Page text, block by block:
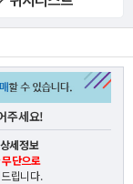
주세요!
세정보
단으로
립니다.